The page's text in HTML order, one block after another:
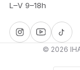
L–V 9–18h
© 2026